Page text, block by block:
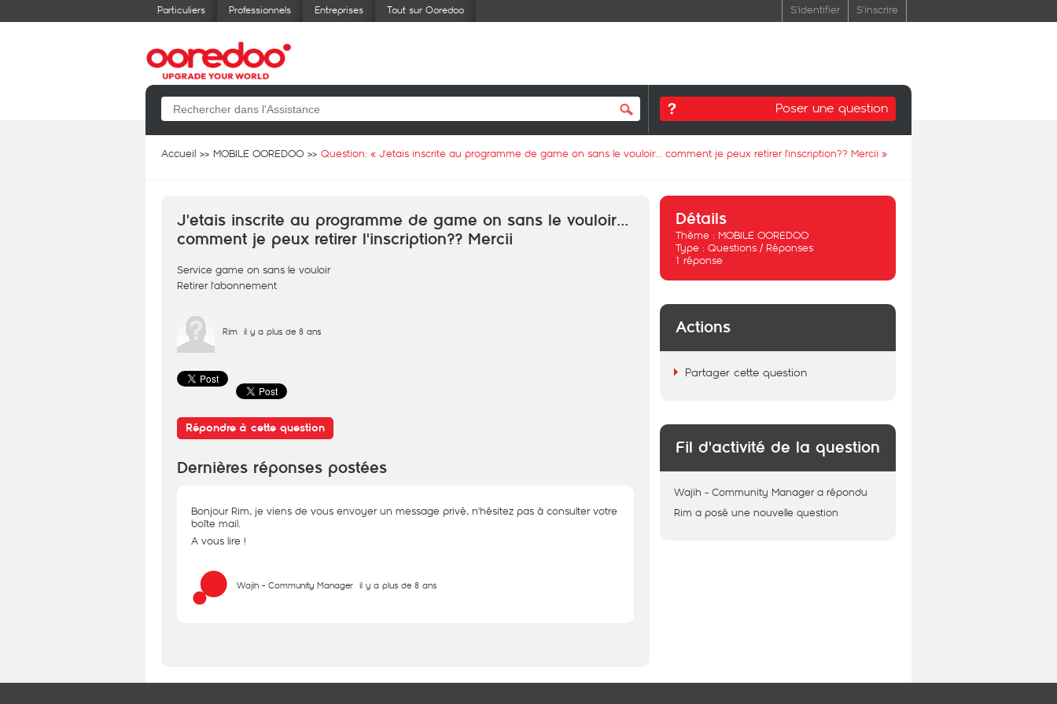
Particuliers Professionnels Entreprises Tout sur Ooredoo S'identifier S'inscrire
Poser une question
Accueil MOBILE OOREDOO Question: « J'etais inscrite au programme de game on sans le vouloir... comment je peux retirer l'inscription?? Mercii »
J'etais inscrite au programme de game on sans le vouloir...
comment je peux retirer l'inscription?? Mercii
Service game on sans le vouloir
Retirer l'abonnement
Rim il y a plus de 8 ans
Répondre à cette question
Dernières réponses postées
Bonjour Rim, je viens de vous envoyer un message privé, n'hésitez pas à consulter votre
boîte mail.
A vous lire !
Wajih - Community Manager il y a plus de 8 ans
Détails
Thème : MOBILE OOREDOO
Type : Questions / Réponses
1 réponse
Actions
Partager cette question
Fil d'activité de la question
Wajih - Community Manager a répondu
Rim a posé une nouvelle question